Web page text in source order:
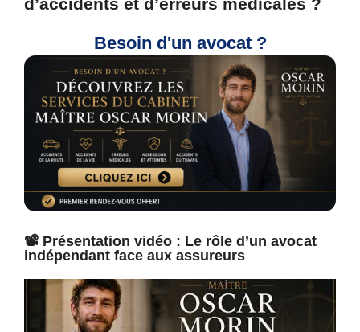
Besoin d'un avocat ?
📽️ Présentation vidéo : Le rôle d’un avocat
indépendant face aux assureurs